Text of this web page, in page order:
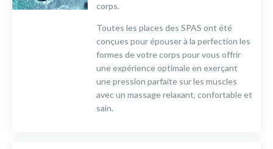
corps.
Toutes les places des SPAS ont été
conçues pour épouser à la perfection les
formes de votre corps pour vous offrir
une expérience optimale en exerçant
une pression parfaite sur les muscles
avec un massage relaxant, confortable et
sain.